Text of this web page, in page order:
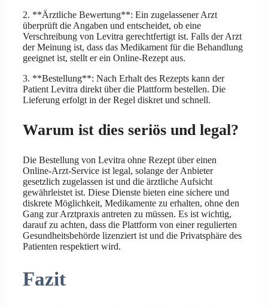
2. **Ärztliche Bewertung**: Ein zugelassener Arzt
überprüft die Angaben und entscheidet, ob eine
Verschreibung von Levitra gerechtfertigt ist. Falls der Arzt
der Meinung ist, dass das Medikament für die Behandlung
geeignet ist, stellt er ein Online-Rezept aus.
3. **Bestellung**: Nach Erhalt des Rezepts kann der
Patient Levitra direkt über die Plattform bestellen. Die
Lieferung erfolgt in der Regel diskret und schnell.
Warum ist dies seriös und legal?
Die Bestellung von Levitra ohne Rezept über einen
Online-Arzt-Service ist legal, solange der Anbieter
gesetzlich zugelassen ist und die ärztliche Aufsicht
gewährleistet ist. Diese Dienste bieten eine sichere und
diskrete Möglichkeit, Medikamente zu erhalten, ohne den
Gang zur Arztpraxis antreten zu müssen. Es ist wichtig,
darauf zu achten, dass die Plattform von einer regulierten
Gesundheitsbehörde lizenziert ist und die Privatsphäre des
Patienten respektiert wird.
Fazit